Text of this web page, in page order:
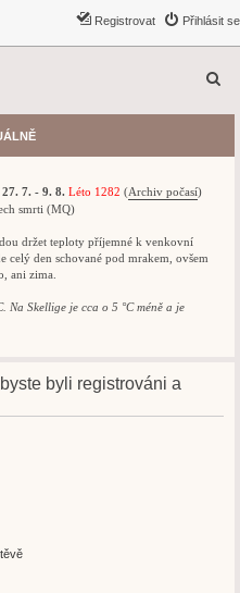
Přihlásit se
Registrovat
d
7. - 9. 8. Léto 1282 (Archiv počasí)
smrti (MQ)
držet teploty příjemné k venkovní
celý den schované pod mrakem, ovšem
ani zima.
Na Skellige je cca o 5 °C méně a je
byli registrováni a